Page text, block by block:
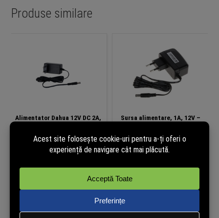
Produse similare
Alimentator Dahua 12V DC 2A,
PFM320-020EN
17,99lei
În stoc
Sursa alimentare, 1A, 12V –
20,82lei
În stoc